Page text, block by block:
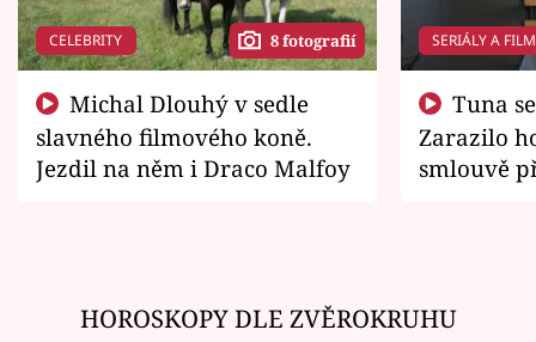
CELEBRITY 8 fotografií
slavného filmového koně.
Jezdil na něm i Draco Malfoy
SERIÁLY A
Zarazilo
smlouvě
HOROSKOPY DLE ZVĚROKRUHU